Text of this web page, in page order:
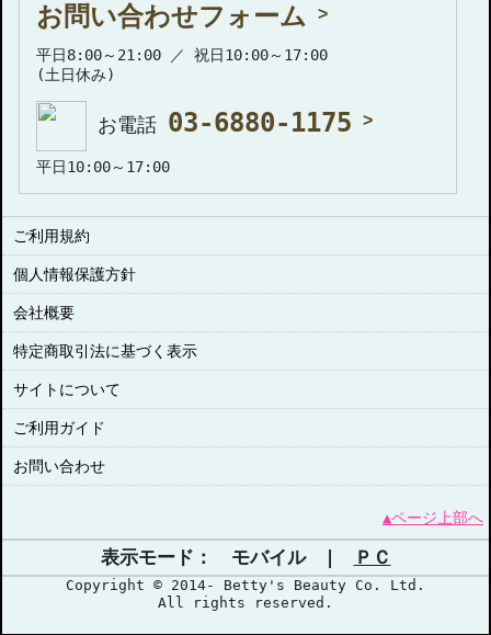
お問い合わせフォーム
平日8:00～21:00 ／ 祝日10:00～17:00
(土日休み)
お電話 03-6880-1175
平日10:00～17:00
ご利用規約
個人情報保護方針
会社概要
特定商取引法に基づく表示
サイトについて
ご利用ガイド
お問い合わせ
▲ページ上部へ
表示モード： モバイル | ＰＣ
Copyright © 2014- Betty's Beauty Co. Ltd.
All rights reserved.